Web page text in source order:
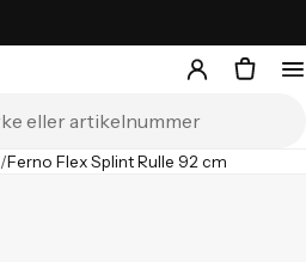
/Ferno Flex Splint Rulle 92 cm